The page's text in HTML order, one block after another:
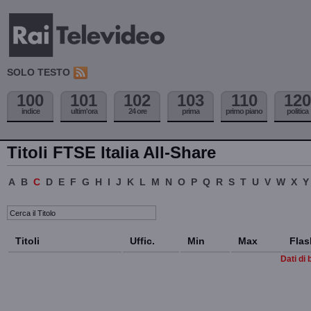
SOLO TESTO
100
indice
101
ultim'ora
102
24 ore
103
prima
110
primo piano
120
politica
Titoli FTSE Italia All-Share
A B C D E F G H I J K L M N O P Q R S T U V W X Y
Titoli Uffic. Min Max
Dati di